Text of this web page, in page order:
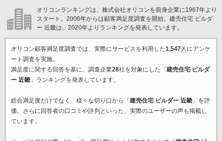
オリコンランキングは、株式会社オリコンを前身企業に1967年より
スタート。2006年からは顧客満足度調査を開始。建売住宅 ビルダ
ー 近畿は、2020年よりランキングを発表しています。
オリコン顧客満足度調査では、実際にサービスを利用した1,547人にアンケ
ート調査を実施。
満足度に関する回答を基に、調査企業28社を対象にした「 建売住宅 ビルダ
ー 近畿」ランキングを発表しています。
総合満足度だけでなく、様々な切り口から「 建売住宅 ビルダー 近畿」を評
価。さらに回答者の口コミや評判といった、実際のユーザーの声も掲載し
ています。